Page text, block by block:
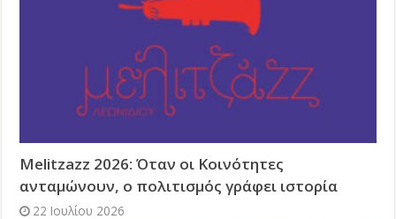
Melitzazz 2026: Όταν οι Κοινότητες
ανταμώνουν, ο πολιτισμός γράφει ιστορία
22 Ιουλίου 2026